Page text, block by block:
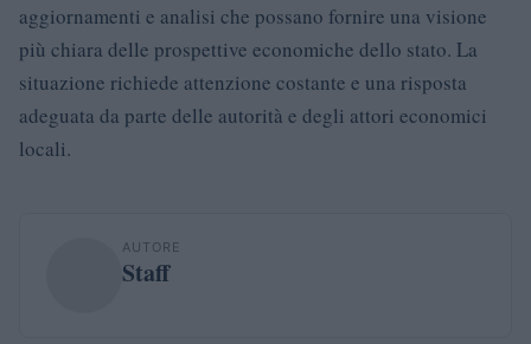
aggiornamenti e analisi che possano fornire una visione
più chiara delle prospettive economiche dello stato. La
situazione richiede attenzione costante e una risposta
adeguata da parte delle autorità e degli attori economici
locali.
AUTORE
Staff